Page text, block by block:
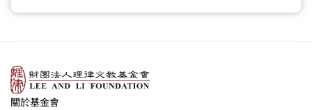
關於基金會